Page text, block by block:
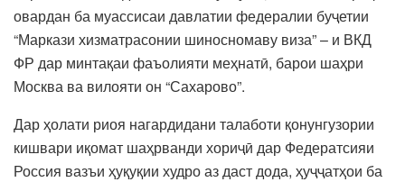
овардан ба муассисаи давлатии федералии буҷетии
“Маркази хизматрасонии шиносномаву виза” – и ВКД
ФР дар минтақаи фаъолияти меҳнатӣ, барои шаҳри
Москва ва вилояти он “Сахарово”.
Дар ҳолати риоя нагардидани талаботи қонунгузории
кишвари иқомат шаҳрванди хориҷӣ дар Федератсияи
Россия вазъи ҳуқуқии худро аз даст дода, ҳуҷҷатҳои ба